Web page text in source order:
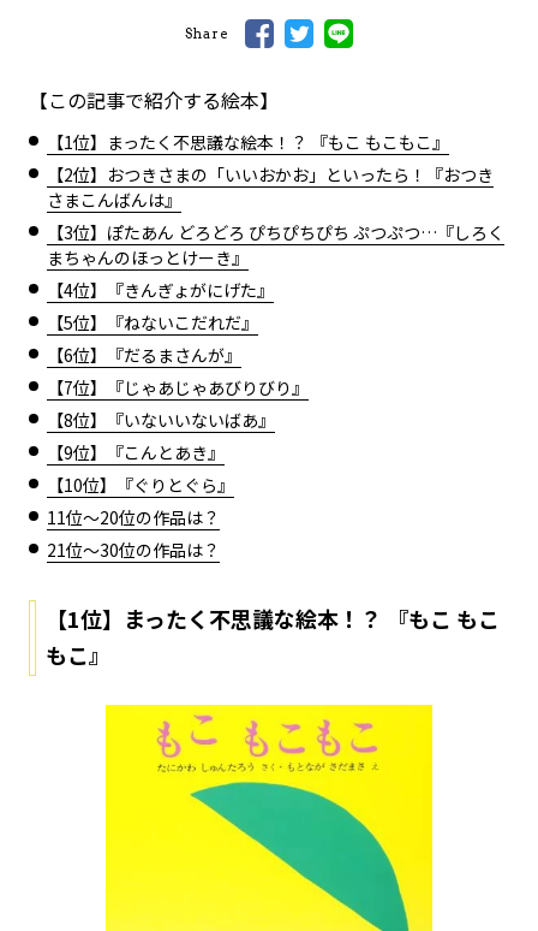
Share
【この記事で紹介する絵本】
【1位】まったく不思議な絵本！？ 『もこ もこもこ』
【2位】おつきさまの「いいおかお」といったら！『おつき
さまこんばんは』
【3位】ぽたあん どろどろ ぴちぴちぴち ぷつぷつ…『しろく
まちゃんのほっとけーき』
【4位】『きんぎょがにげた』
【5位】『ねないこだれだ』
【6位】『だるまさんが』
【7位】『じゃあじゃあびりびり』
【8位】『いないいないばあ』
【9位】『こんとあき』
【10位】『ぐりとぐら』
11位～20位の作品は？
21位～30位の作品は？
【1位】まったく不思議な絵本！？ 『もこ もこ
もこ』